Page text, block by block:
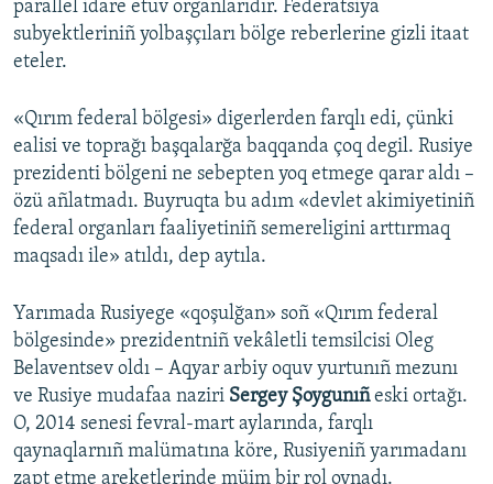
parallel idare etüv organlarıdır. Federatsiya
subyektleriniñ yolbaşçıları bölge reberlerine gizli itaat
eteler.
«Qırım federal bölgesi» digerlerden farqlı edi, çünki
ealisi ve toprağı başqalarğa baqqanda çoq degil. Rusiye
prezidenti bölgeni ne sebepten yoq etmege qarar aldı –
özü añlatmadı. Buyruqta bu adım «devlet akimiyetiniñ
federal organları faaliyetiniñ semereligini arttırmaq
maqsadı ile» atıldı, dep aytıla.
Yarımada Rusiyege «qoşulğan» soñ «Qırım federal
bölgesinde» prezidentniñ vekâletli temsilcisi Oleg
Belaventsev oldı – Aqyar arbiy oquv yurtunıñ mezunı
ve Rusiye mudafaa naziri Sergey Şoygunıñeski ortağı.
O, 2014 senesi fevral-mart aylarında, farqlı
qaynaqlarnıñ malümatına köre, Rusiyeniñ yarımadanı
zapt etme areketlerinde müim bir rol oynadı.